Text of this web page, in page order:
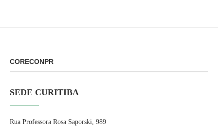
CORECONPR
SEDE CURITIBA
Rua Professora Rosa Saporski, 989